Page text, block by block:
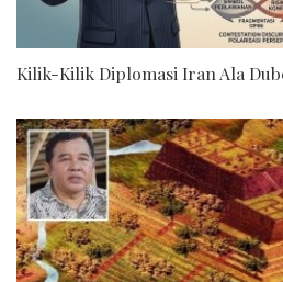
Kilik-Kilik Diplomasi Iran Ala